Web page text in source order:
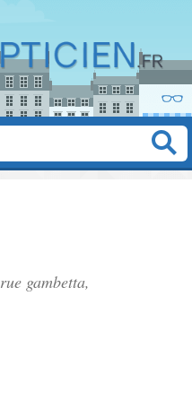
rue gambetta,